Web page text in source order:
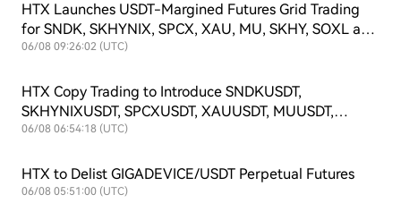
HTX Launches USDT-Margined Futures Grid Trading
for SNDK, SKHYNIX, SPCX, XAU, MU, SKHY, SOXL and
TSLAX
06/08 09:26:02 (UTC)
HTX Copy Trading to Introduce SNDKUSDT,
SKHYNIXUSDT, SPCXUSDT, XAUUSDT, MUUSDT,
SKHYUSDT, SOXLUSDT and TSLAXUSDT Futures
06/08 06:54:18 (UTC)
HTX to Delist GIGADEVICE/USDT Perpetual Futures
06/08 05:51:00 (UTC)